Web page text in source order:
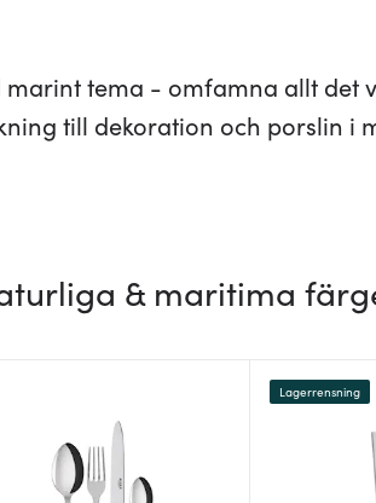
tema - omfamna allt det
till dekoration och porslin i
& maritima
Lagerrensning